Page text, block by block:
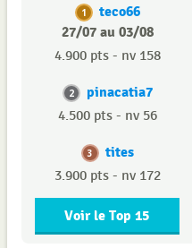
1
teco66
27/07 au 03/08
4.900 pts - nv 158
2 pinacatia7
4.500 pts - nv 56
3 tites
3.900 pts - nv 172
Voir le Top 15